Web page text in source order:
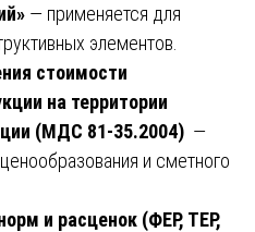
— применяется для
элементов.
стоимости
на территории
(МДС 81-35.2004) —
и сметного
и расценок (ФЕР, ТЕР,